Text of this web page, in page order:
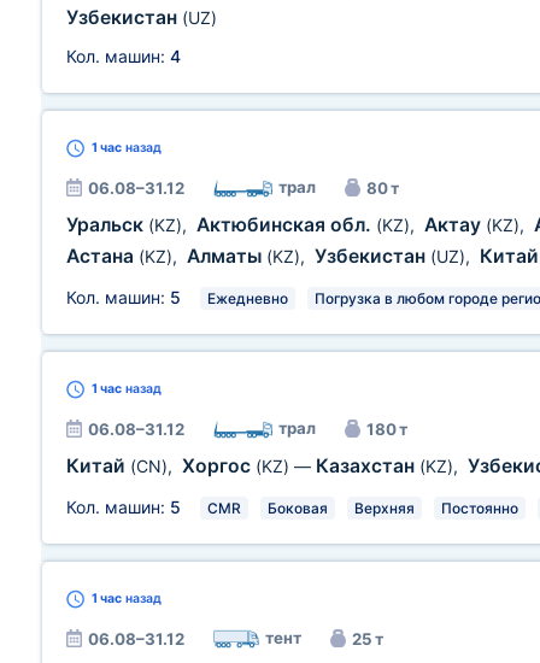
Узбекистан (UZ)
Кол. машин: 4
1 час назад
06.08–31.12 трал 80 т
Уральск (KZ), Актюбинская обл. (KZ), Актау (KZ),
Астана (KZ), Алматы (KZ), Узбекистан (UZ),
Кол. машин: 5 Ежедневно Погрузка в любом городе
1 час назад
06.08–31.12 трал 180 т
Китай (CN), Хоргос (KZ) — Казахстан (KZ),
Кол. машин: 5 CMR Боковая Верхняя Постоянно
1 час назад
06.08–31.12 тент 25 т